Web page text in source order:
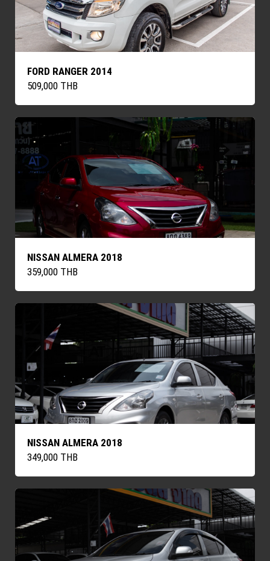
FORD RANGER 2014
509,000 THB
NISSAN ALMERA 2018
359,000 THB
NISSAN ALMERA 2018
349,000 THB